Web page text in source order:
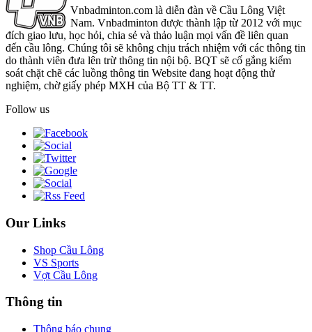
Vnbadminton.com là diễn đàn về Cầu Lông Việt
Nam. Vnbadminton được thành lập từ 2012 với mục
đích giao lưu, học hỏi, chia sẻ và thảo luận mọi vấn đề liên quan
đến cầu lông. Chúng tôi sẽ không chịu trách nhiệm với các thông tin
do thành viên đưa lên trừ thông tin nội bộ. BQT sẽ cố gắng kiểm
soát chặt chẽ các luồng thông tin Website đang hoạt động thử
nghiệm, chờ giấy phép MXH của Bộ TT & TT.
Follow us
Our Links
Shop Cầu Lông
VS Sports
Vợt Cầu Lông
Thông tin
Thông báo chung